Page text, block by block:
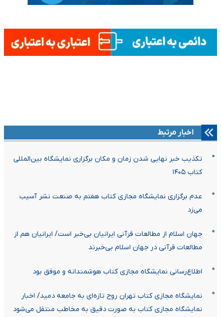
اخبار مرتبط
تکذیب خبر نهایی شدن زمان و مکان برگزاری نمایشگاه بین‌المللی
کتاب ۱۴۰۵
عدم برگزاری نمایشگاه مجازی کتاب هفتم به صنعت نشر آسیب
می‌زد
جهان اسلام از مطالعات قرآنی ایرانیان بی‌خبر است/ ایرانیان هم از
مطالعات قرآنی در جهان اسلام بی‌خبرند
اطلاع‌رسانی نمایشگاه مجازی کتاب هوشمندانه و موفق بود
نمایشگاه مجازی کتاب تهران روح تازه‌ای به جامعه دمید/ اخبار
نمایشگاه مجازی کتاب به صورت دقیق به مخاطب منتقل می‌شود